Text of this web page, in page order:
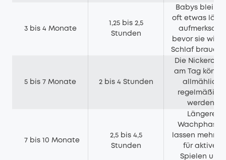
3 bis 4 Monate
1,25 bis 2,5
Stunden
Babys
oft etwas
aufmerksam,
bevor sie
Schlaf
5 bis 7 Monate 2 bis 4 Stunden
Die
am Tag
allmählich
regelmäßiger
werden.
7 bis 10 Monate
2,5 bis 4,5
Stunden
Längere
Wachphasen
lassen mehr
für aktives
Spielen und